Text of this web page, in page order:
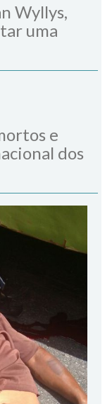
Wyllys,
uma
e
dos